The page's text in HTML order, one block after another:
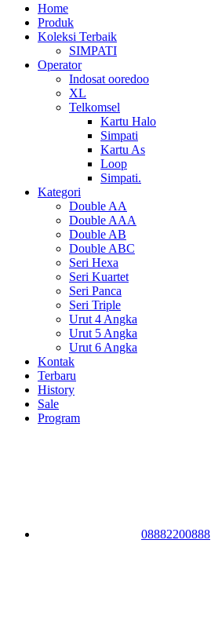
Home
Produk
Koleksi Terbaik
SIMPATI
Operator
Indosat ooredoo
XL
Telkomsel
Kartu Halo
Simpati
Kartu As
Loop
Simpati.
Kategori
Double AA
Double AAA
Double AB
Double ABC
Seri Hexa
Seri Kuartet
Seri Panca
Seri Triple
Urut 4 Angka
Urut 5 Angka
Urut 6 Angka
Kontak
Terbaru
History
Sale
Program
08882200888